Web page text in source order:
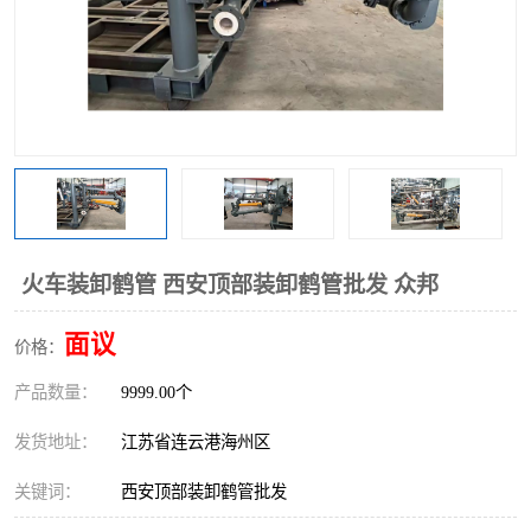
火车装卸鹤管 西安顶部装卸鹤管批发 众邦
价格： 面议
产品数量： 9999.00个
发货地址： 江苏省连云港海州区
关键词： 西安顶部装卸鹤管批发